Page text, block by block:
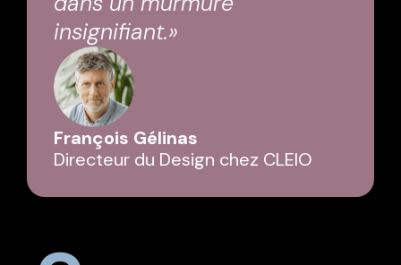
insignifiant.»
François Gélinas
Directeur du Design chez CLEIO